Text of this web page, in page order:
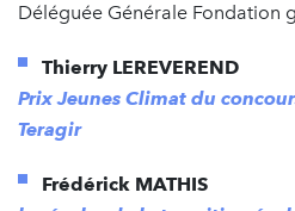
Déléguée Générale Fondation
Thierry LEREVEREND
Prix Jeunes Climat du
Teragir
Frédérick MATHIS